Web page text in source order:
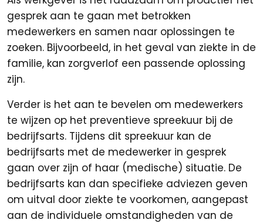
gesprek aan te gaan met betrokken
medewerkers en samen naar oplossingen te
zoeken. Bijvoorbeeld, in het geval van ziekte in de
familie, kan zorgverlof een passende oplossing
zijn.
Verder is het aan te bevelen om medewerkers
te wijzen op het preventieve spreekuur bij de
bedrijfsarts. Tijdens dit spreekuur kan de
bedrijfsarts met de medewerker in gesprek
gaan over zijn of haar (medische) situatie. De
bedrijfsarts kan dan specifieke adviezen geven
om uitval door ziekte te voorkomen, aangepast
aan de individuele omstandigheden van de